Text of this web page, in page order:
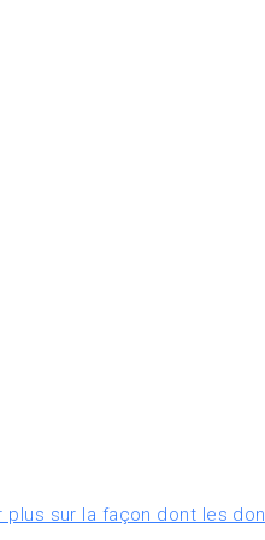
plus sur la façon dont les